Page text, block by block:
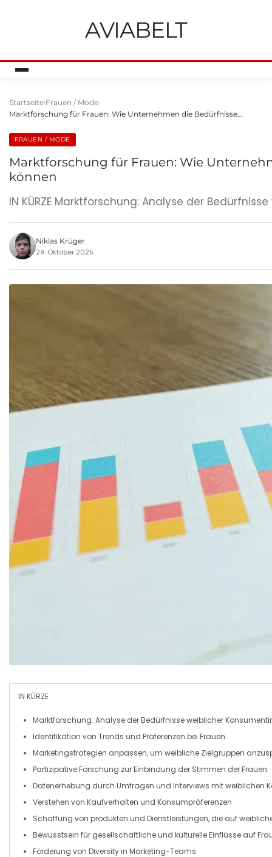
AVIABELT
Startseite Frauen / Mode
Marktforschung für Frauen: Wie Unternehmen die Bedürfnisse…
FRAUEN / MODE
Marktforschung für Frauen: Wie
können
IN KÜRZE Marktforschung: Analyse der
Niklas Krüger
29. Oktober 2025
IN KÜRZE
Marktforschung: Analyse der Bedürfnisse weiblicher
Identifikation von Trends und Präferenzen bei Frauen
Marketingstrategien anpassen, um weibliche Zielgruppen
PartizipativeForschung zur Einbindung der Stimmen derFrauen
Datenerhebung durch Umfragen und Interviews mitweiblichen
Verstehen von Kaufverhalten und Konsumpräferenzen
Schaffung von produkten und Dienstleistungen, die auf
Bewusstsein für gesellschaftliche und kulturelle Einflüsse auf
Förderung von Diversityin Marketing-Teams